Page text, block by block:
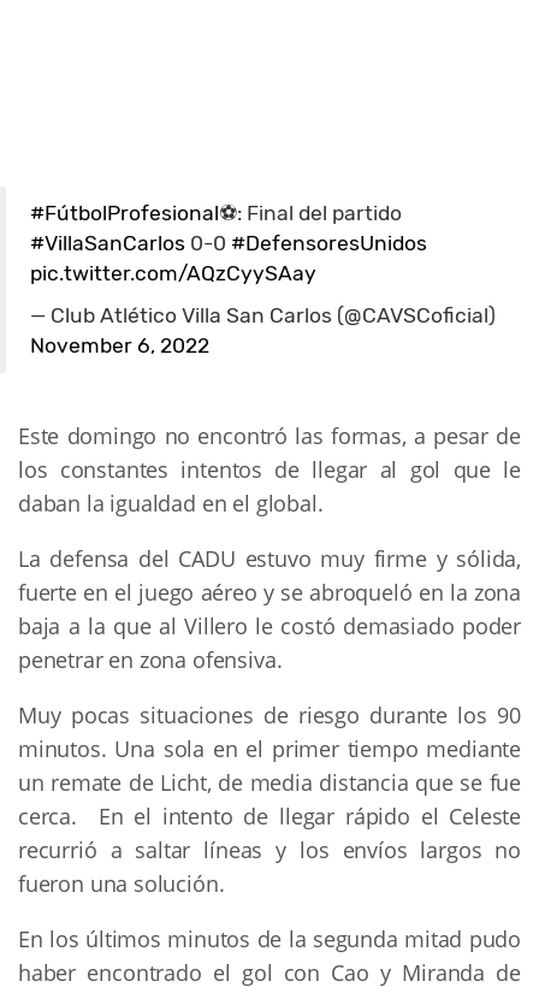
#FútbolProfesional⚽: Final del partido
#VillaSanCarlos 0-0 #DefensoresUnidos
pic.twitter.com/AQzCyySAay
— Club Atlético Villa San Carlos (@CAVSCoficial)
November 6, 2022
Este domingo no encontró las formas, a pesar de
los constantes intentos de llegar al gol que le
daban la igualdad en el global.
La defensa del CADU estuvo muy firme y sólida,
fuerte en el juego aéreo y se abroqueló en la zona
baja a la que al Villero le costó demasiado poder
penetrar en zona ofensiva.
Muy pocas situaciones de riesgo durante los 90
minutos. Una sola en el primer tiempo mediante
un remate de Licht, de media distancia que se fue
cerca. En el intento de llegar rápido el Celeste
recurrió a saltar líneas y los envíos largos no
fueron una solución.
En los últimos minutos de la segunda mitad pudo
haber encontrado el gol con Cao y Miranda de